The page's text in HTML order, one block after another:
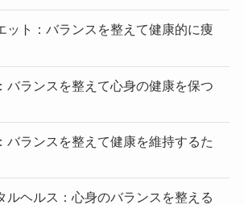
ット：バランスを整えて健康的に痩
バランスを整えて心身の健康を保つ
バランスを整えて健康を維持するた
ルヘルス：心身のバランスを整える